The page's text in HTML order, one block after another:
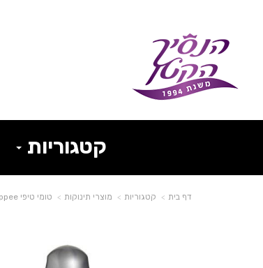
קטגוריות
דף בית קטגוריות מוצרי תינוקות טומי טיפי Tommee Tippee